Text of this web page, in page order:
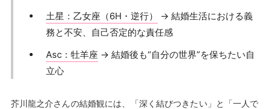
土星：乙女座（6H・逆行）
→ 結婚生活における義
務と不安、自己否定的な責任感
Asc：牡羊座 → 結婚後も“自分の世界”を保ちたい自
立心
芥川龍之介さんの結婚観には、「深く結びつきたい」と「一人で